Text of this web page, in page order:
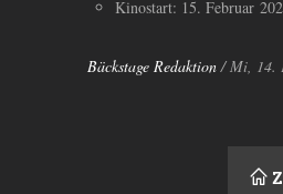
Kinostart: 15. Februar
Bäckstage Redaktion/ Mi, 14.